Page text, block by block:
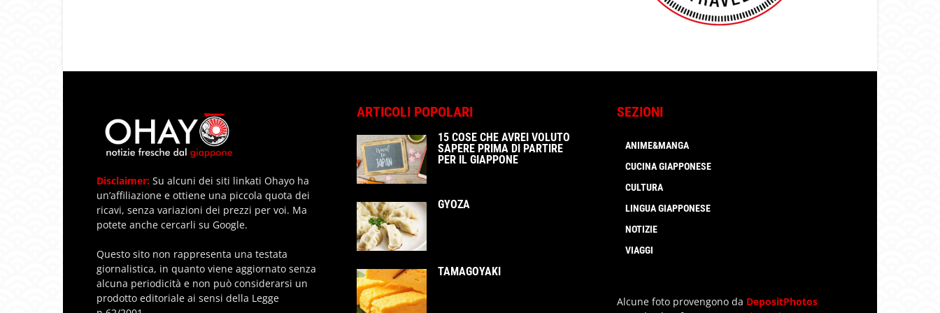
Disclaimer: Su alcuni dei siti linkati Ohayo ha
un’affiliazione e ottiene una piccola quota dei
ricavi, senza variazioni dei prezzi per voi. Ma
potete anche cercarli su Google.
Questo sito non rappresenta una testata
giornalistica, in quanto viene aggiornato senza
alcuna periodicità e non può considerarsi un
prodotto editoriale ai sensi della Legge
ARTICOLI POPOLARI
15 COSE CHE AVREI VOLUTO
SAPERE PRIMA DI PARTIRE
PER IL GIAPPONE
GYOZA
TAMAGOYAKI
SEZIONI
ANIME&MANGA
CUCINA GIAPPONESE
CULTURA
LINGUA GIAPPONESE
NOTIZIE
VIAGGI
Alcune foto provengono da DepositPhotos